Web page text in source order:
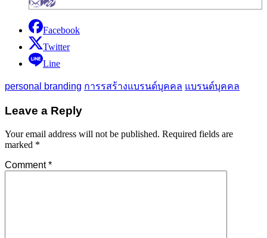
Facebook
Twitter
Line
personal branding การรสร้างแบรนด์บุคคล แบรนด์บุคคล
Leave a Reply
Your email address will not be published. Required fields are
marked *
Comment*